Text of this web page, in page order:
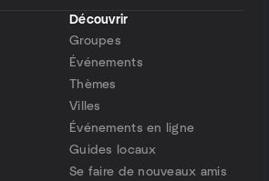
Découvrir
Groupes
Événements
Thèmes
Villes
Événements en ligne
Guides locaux
Se faire de nouveaux amis